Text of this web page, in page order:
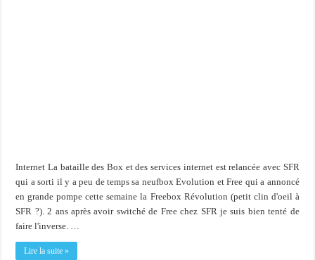
Internet La bataille des Box et des services internet est relancée avec SFR
qui a sorti il y a peu de temps sa neufbox Evolution et Free qui a annoncé
en grande pompe cette semaine la Freebox Révolution (petit clin d'oeil à
SFR ?). 2 ans après avoir switché de Free chez SFR je suis bien tenté de
faire l'inverse. …
Lire la suite »